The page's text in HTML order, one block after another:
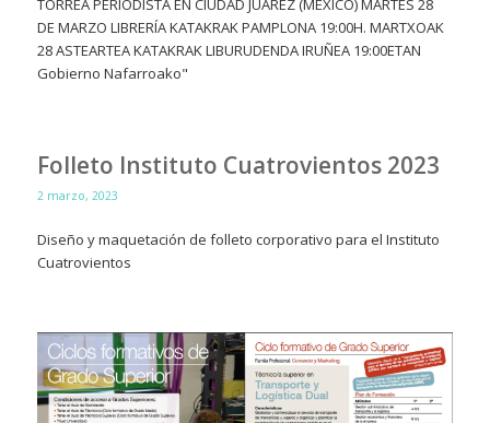
Folleto Instituto Cuatrovientos 2023
2 marzo, 2023
Diseño y maquetación de folleto corporativo para el Instituto
Cuatrovientos